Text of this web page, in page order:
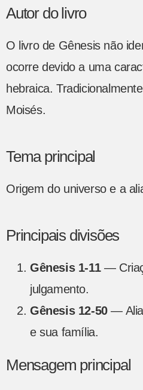
Autor do livro
O livro de Gênesis não
ocorre devido a uma
hebraica.
Moisés.
Tema principal
Origem do universo e a
Principais divisões
Gênesis 1-11—
julgamento.
Gênesis 12-50—
e sua família.
Mensagem principal